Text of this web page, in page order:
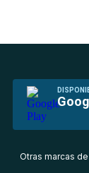
Otras marcas